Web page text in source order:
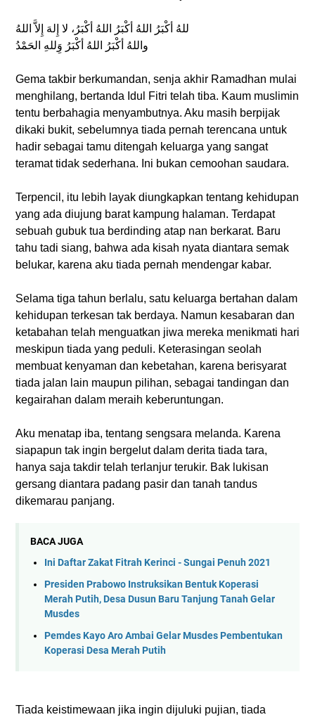
للهُ أكْبَرُ اللهُ أكْبَرُ اللهُ أكْبَرُ، لا إِلهَ إِلاَّ اللهُ
واللهُ أكْبَرُ اللهُ أكْبَرُ وَِللهِ الحَمْدُ
Gema takbir berkumandan, senja akhir Ramadhan mulai
menghilang, bertanda Idul Fitri telah tiba. Kaum muslimin
tentu berbahagia menyambutnya. Aku masih berpijak
dikaki bukit, sebelumnya tiada pernah terencana untuk
hadir sebagai tamu ditengah keluarga yang sangat
teramat tidak sederhana. Ini bukan cemoohan saudara.
Terpencil, itu lebih layak diungkapkan tentang kehidupan
yang ada diujung barat kampung halaman. Terdapat
sebuah gubuk tua berdinding atap nan berkarat. Baru
tahu tadi siang, bahwa ada kisah nyata diantara semak
belukar, karena aku tiada pernah mendengar kabar.
Selama tiga tahun berlalu, satu keluarga bertahan dalam
kehidupan terkesan tak berdaya. Namun kesabaran dan
ketabahan telah menguatkan jiwa mereka menikmati hari
meskipun tiada yang peduli. Keterasingan seolah
membuat kenyaman dan kebetahan, karena berisyarat
tiada jalan lain maupun pilihan, sebagai tandingan dan
kegairahan dalam meraih keberuntungan.
Aku menatap iba, tentang sengsara melanda. Karena
siapapun tak ingin bergelut dalam derita tiada tara,
hanya saja takdir telah terlanjur terukir. Bak lukisan
gersang diantara padang pasir dan tanah tandus
dikemarau panjang.
BACA JUGA
Ini Daftar Zakat Fitrah Kerinci - Sungai Penuh 2021
Presiden Prabowo Instruksikan Bentuk Koperasi
Merah Putih, Desa Dusun Baru Tanjung Tanah Gelar
Musdes
Pemdes Kayo Aro Ambai Gelar Musdes Pembentukan
Koperasi Desa Merah Putih
Tiada keistimewaan jika ingin dijuluki pujian, tiada